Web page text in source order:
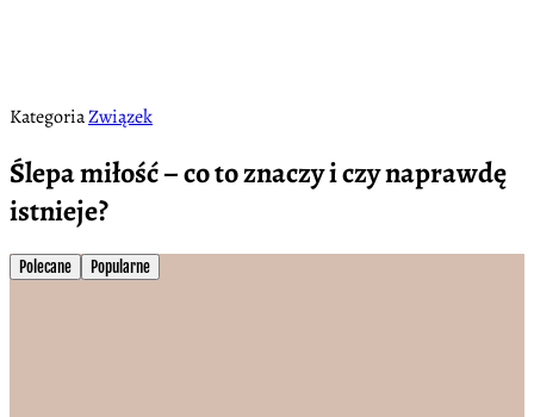
KategoriaZwiązek
Ślepa miłość – co to znaczy i czy naprawdę
istnieje?
Polecane Popularne